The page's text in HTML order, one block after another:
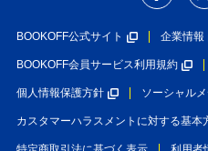
BOOKOFF公式サイト 企業情報
BOOKOFF会員サービス利用規約
個人情報保護方針 ソーシャル
カスタマーハラスメントに対する基本